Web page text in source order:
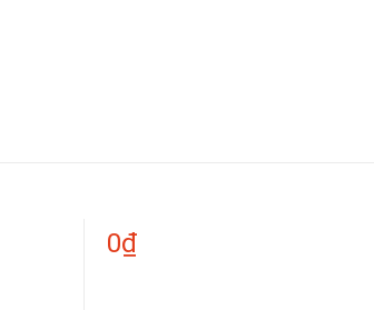
0₫